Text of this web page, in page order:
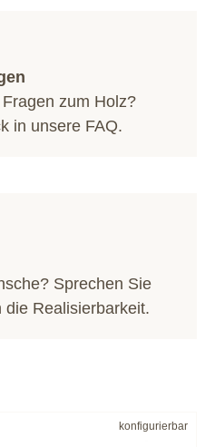
zum Holz?
in unsere FAQ.
Sprechen Sie
die Realisierbarkeit.
konfigurierbar